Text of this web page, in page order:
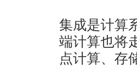
集成是计算
端计算也将
点计算、存